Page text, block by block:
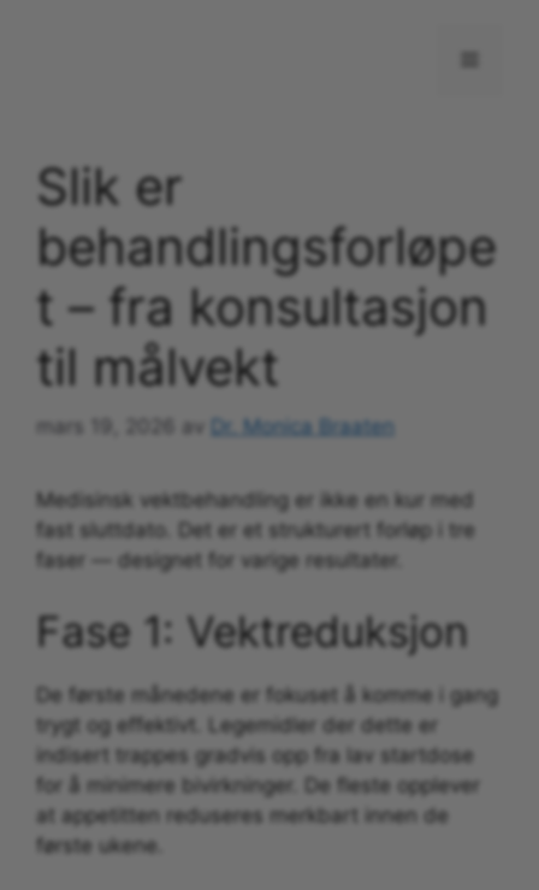
Slik er
behandlingsforløpe
t – fra konsultasjon
til målvekt
mars 19, 2026 av Dr. Monica Braaten
Medisinsk vektbehandling er ikke en kur med
fast sluttdato. Det er et strukturert forløp i tre
faser — designet for varige resultater.
Fase 1: Vektreduksjon
De første månedene er fokuset å komme i gang
trygt og effektivt. Legemidler der dette er
indisert trappes gradvis opp fra lav startdose
for å minimere bivirkninger. De fleste opplever
at appetitten reduseres merkbart innen de
første ukene.